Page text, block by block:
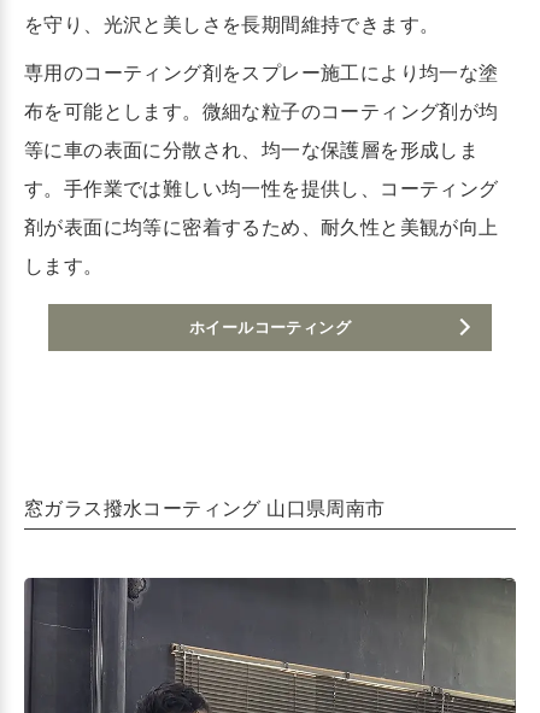
を守り、光沢と美しさを長期間維持できます。
専用のコーティング剤をスプレー施工により均一な塗
布を可能とします。微細な粒子のコーティング剤が均
等に車の表面に分散され、均一な保護層を形成しま
す。手作業では難しい均一性を提供し、コーティング
剤が表面に均等に密着するため、耐久性と美観が向上
します。
ホイールコーティング
窓ガラス撥水コーティング 山口県周南市